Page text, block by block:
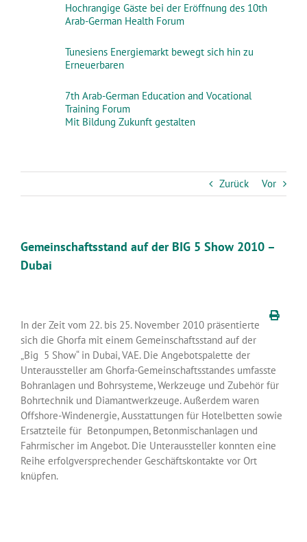
Zurück Vor
Gemeinschaftsstand auf der BIG 5 Show 2010 –
Dubai
In der Zeit vom 22. bis 25. November 2010 präsentierte
sich die Ghorfa mit einem Gemeinschaftsstand auf der
„Big 5 Show“ in Dubai, VAE. Die Angebotspalette der
Unteraussteller am Ghorfa-Gemeinschaftsstandes umfasste
Bohranlagen und Bohrsysteme, Werkzeuge und Zubehör für
Bohrtechnik und Diamantwerkzeuge. Außerdem waren
Offshore-Windenergie, Ausstattungen für Hotelbetten sowie
Ersatzteile für Betonpumpen, Betonmischanlagen und
Fahrmischer im Angebot. Die Unteraussteller konnten eine
Reihe erfolgversprechender Geschäftskontakte vor Ort
knüpfen.
Hochrangige Gäste bei der Eröffnung des 10th
Arab-German Health Forum
Tunesiens Energiemarkt bewegt sich hin zu
Erneuerbaren
7th Arab-German Education and Vocational
Training Forum
Mit Bildung Zukunft gestalten